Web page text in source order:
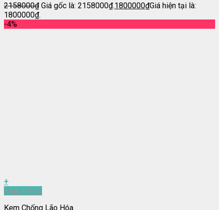
2158000₫ Giá gốc là: 2158000₫.1800000₫Giá hiện tại là:
1800000₫.
-4%
+
Quick View
Kem Chống Lão Hóa